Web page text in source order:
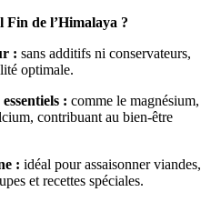
Fin de l’Himalaya ?
: sans additifs ni conservateurs,
optimale.
: comme le magnésium,
contribuant au bien-être
: idéal pour assaisonner viandes,
et recettes spéciales.